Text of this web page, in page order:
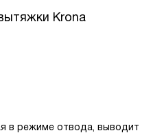
Krona
в режиме отвода, выводит